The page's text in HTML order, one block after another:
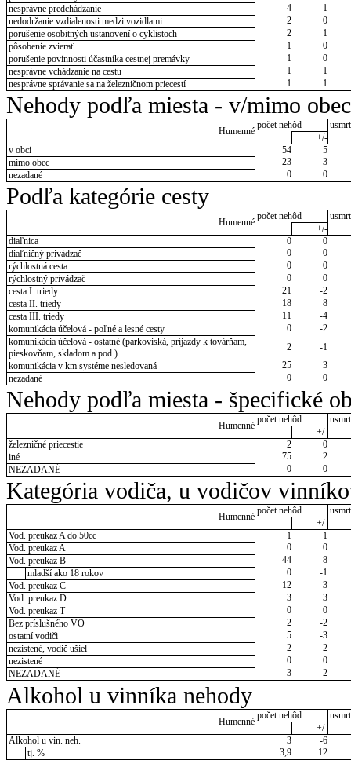
nesprávne predchádzanie
4
1
nedodržanie vzdialenosti medzi vozidlami
2
0
porušenie osobitných ustanovení o cyklistoch
2
1
pôsobenie zvierať
1
0
porušenie povinnosti účastníka cestnej premávky
1
0
nesprávne vchádzanie na cestu
1
1
nesprávne správanie sa na železničnom priecestí
1 1
Nehody podľa miesta - v/mimo obec
Humenné
počet nehôd
+/-
v obci
54
5
mimo obec
23
-3
nezadané
0 0
Podľa kategórie cesty
Humenné
počet nehôd
+/-
diaľnica
0
0
diaľničný privádzač
0
0
rýchlostná cesta
0
0
rýchlostný privádzač
0
0
cesta I. triedy
21
-2
cesta II. triedy
18
8
cesta III. triedy
11
-4
komunikácia účelová - poľné a lesné cesty
0
-2
komunikácia účelová - ostatné (parkoviská, príjazdy k továrňam,
pieskovňam, skladom a pod.)
2
-1
komunikácia v km systéme nesledovaná
25
3
nezadané
0 0
Nehody podľa miesta - špecifické
Humenné
počet nehôd
+/-
železničné priecestie
2
0
iné
75
2
NEZADANÉ
0 0
Kategória vodiča, u vodičov
Humenné
počet nehôd
+/-
Vod. preukaz A do 50cc
1
1
Vod. preukaz A
0
0
Vod. preukaz B
44
8
mladší ako 18 rokov
0
-1
Vod. preukaz C
12
-3
Vod. preukaz D
3
3
Vod. preukaz T
0
0
Bez príslušného VO
2
-2
ostatní vodiči
5
-3
nezistené, vodič ušiel
2
2
nezistené
0
0
NEZADANÉ
3 2
Alkohol u vinníka nehody
Humenné
počet nehôd
+/-
Alkohol u vin. neh.
3
-6
tj. %
3,9 12